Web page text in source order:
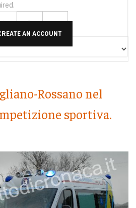
AN ACCOUNT
Rossano nel
sportiva.